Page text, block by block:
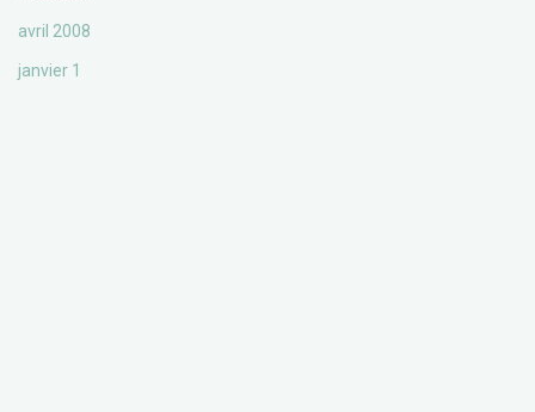
avril 2008
janvier 1